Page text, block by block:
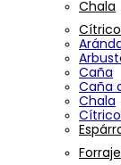
Chala
Caña
Caña
Chala
Forraje